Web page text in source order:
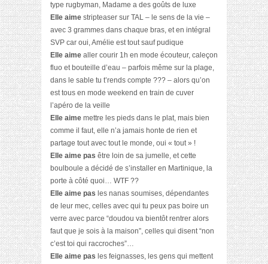
type rugbyman, Madame a des goûts de luxe
Elle aime stripteaser sur TAL – le sens de la vie –
avec 3 grammes dans chaque bras, et en intégral
SVP car oui, Amélie est tout sauf pudique
Elle aime aller courir 1h en mode écouteur, caleçon
fluo et bouteille d’eau – parfois même sur la plage,
dans le sable tu t’rends compte ??? – alors qu’on
est tous en mode weekend en train de cuver
l’apéro de la veille
Elle aime mettre les pieds dans le plat, mais bien
comme il faut, elle n’a jamais honte de rien et
partage tout avec tout le monde, oui « tout » !
Elle aime pas être loin de sa jumelle, et cette
boulboule a décidé de s’installer en Martinique, la
porte à côté quoi… WTF ??
Elle aime pas les nanas soumises, dépendantes
de leur mec, celles avec qui tu peux pas boire un
verre avec parce “doudou va bientôt rentrer alors
faut que je sois à la maison”, celles qui disent “non
c’est toi qui raccroches”…
Elle aime pas les feignasses, les gens qui mettent